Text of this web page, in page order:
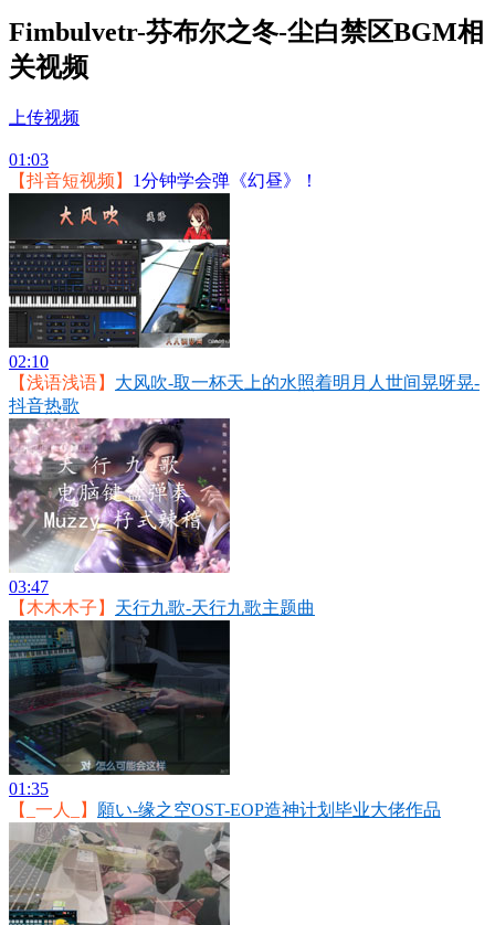
Fimbulvetr-芬布尔之冬-尘白禁区BGM相
关视频
上传视频
01:03
【抖音短视频】 1分钟学会弹《幻昼》！
02:10
【浅语浅语】 大风吹-取一杯天上的水照着明月人世间晃呀晃-
抖音热歌
03:47
【木木木子】 天行九歌-天行九歌主题曲
01:35
【_一人_】 願い-缘之空OST-EOP造神计划毕业大佬作品